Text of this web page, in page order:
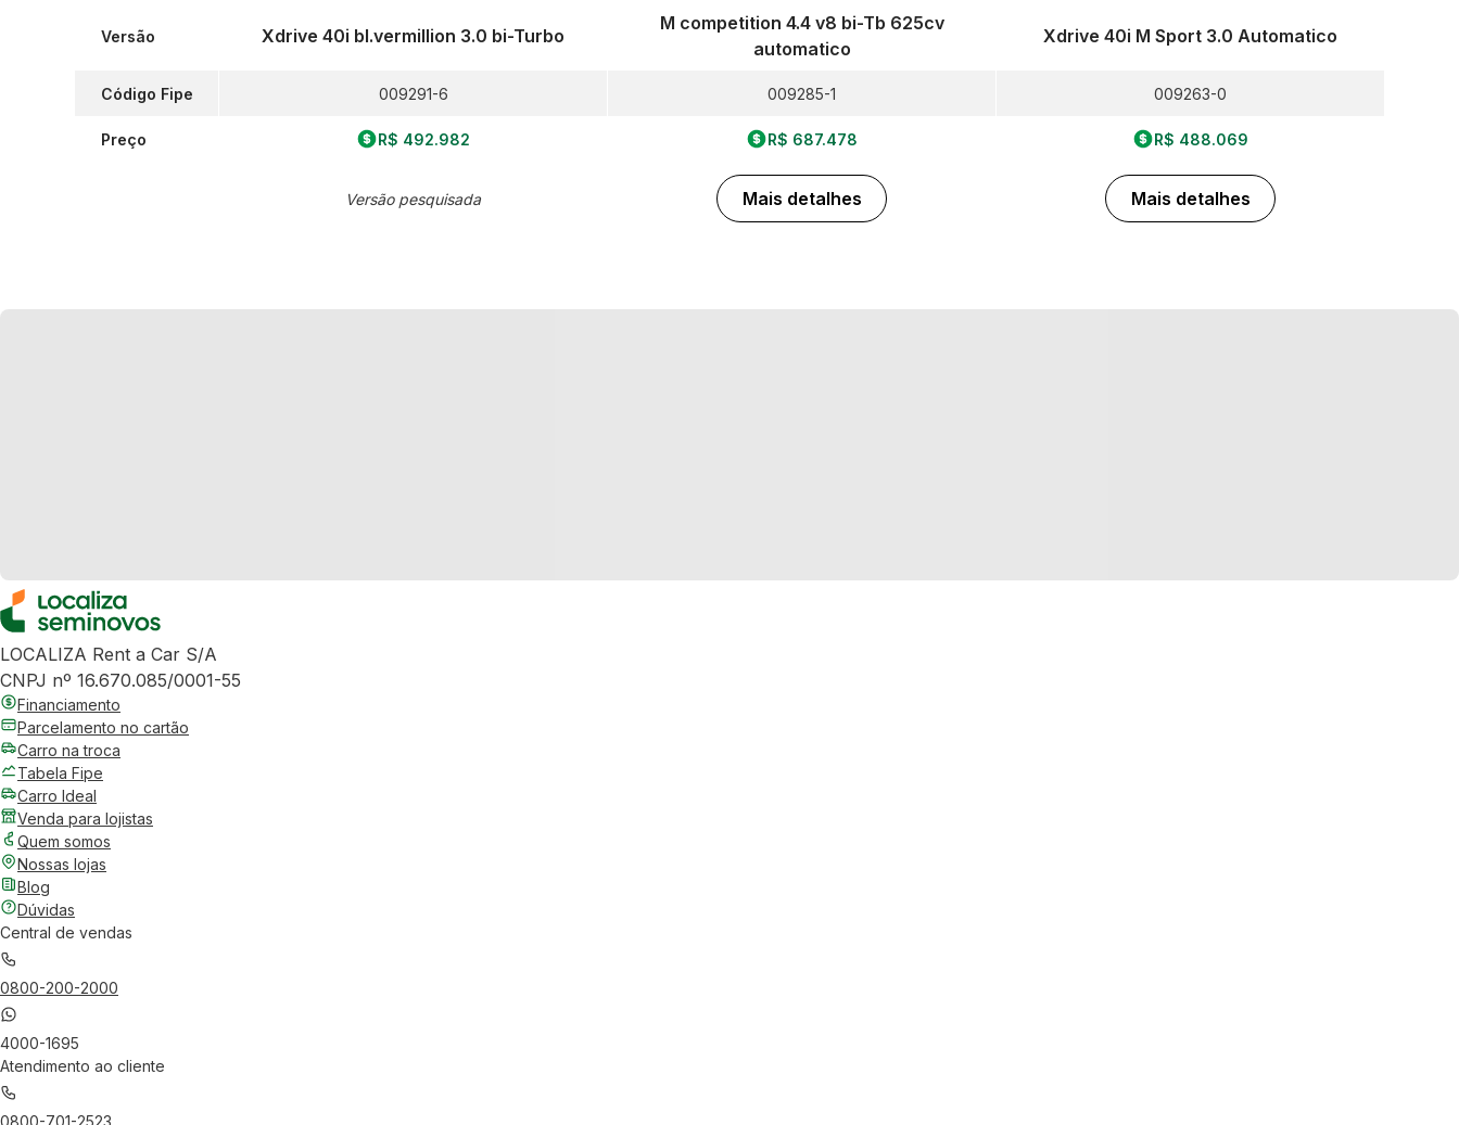
Versão
Código Fipe
Preço
Xdrive 40i bl.vermillion 3.0 bi-Turbo
009291-6
R$ 492.982
Versão pesquisada
M competition 4.4 v8 bi-Tb 625cv
automatico
009285-1
R$ 687.478
Mais detalhes
Xdrive 40i M Sport 3.0 Automatico
009263-0
R$ 488.069
Mais detalhes
LOCALIZA Rent a Car S/A
CNPJ nº 16.670.085/0001-55
Financiamento
Parcelamento no cartão
Carro na troca
Tabela Fipe
Carro Ideal
Venda para lojistas
Quem somos
Nossas lojas
Blog
Dúvidas
Central de vendas
0800-200-2000
4000-1695
Atendimento ao cliente
0800-701-2523